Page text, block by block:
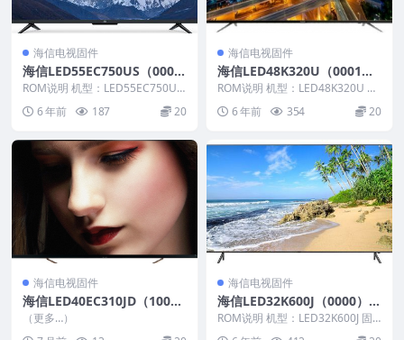
海信电视固件
海信LED55EC750US（000
0）BOM1_C006_20180226
官方原厂USB刷机电视固件包
ROM说明 机型：LED55EC750US
固件版本：（0000） BOM：1 ...
6 年前 187 20
海信电视固件
海信LED48K320U（0001）
BOM2官方原厂USB刷机电视
固件包
ROM说明 机型：LED48K320U 固
件版本：（0001） BOM：2 海
信...6 年前 354 20
海信电视固件
海信LED40EC310JD（100
0）BOM21 AV连接机顶盒无
信号待机问题的软件升级数据
（更多…）
海信电视固件
海信LED32K600J（0000）B
OM1升级官方原厂USB刷机
电视固件包
ROM说明 机型：LED32K600J 固
件版本：（0000） BOM：1 海